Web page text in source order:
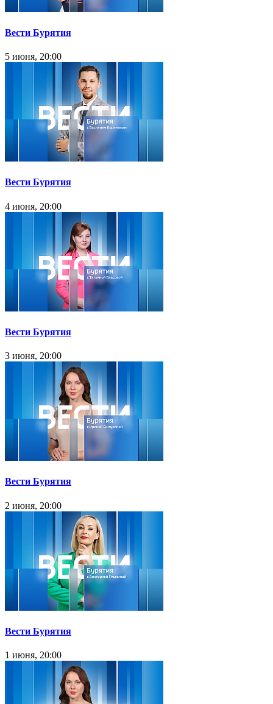
Вести Бурятия
5 июня, 20:00
Вести Бурятия
4 июня, 20:00
Вести Бурятия
3 июня, 20:00
Вести Бурятия
2 июня, 20:00
Вести Бурятия
1 июня, 20:00